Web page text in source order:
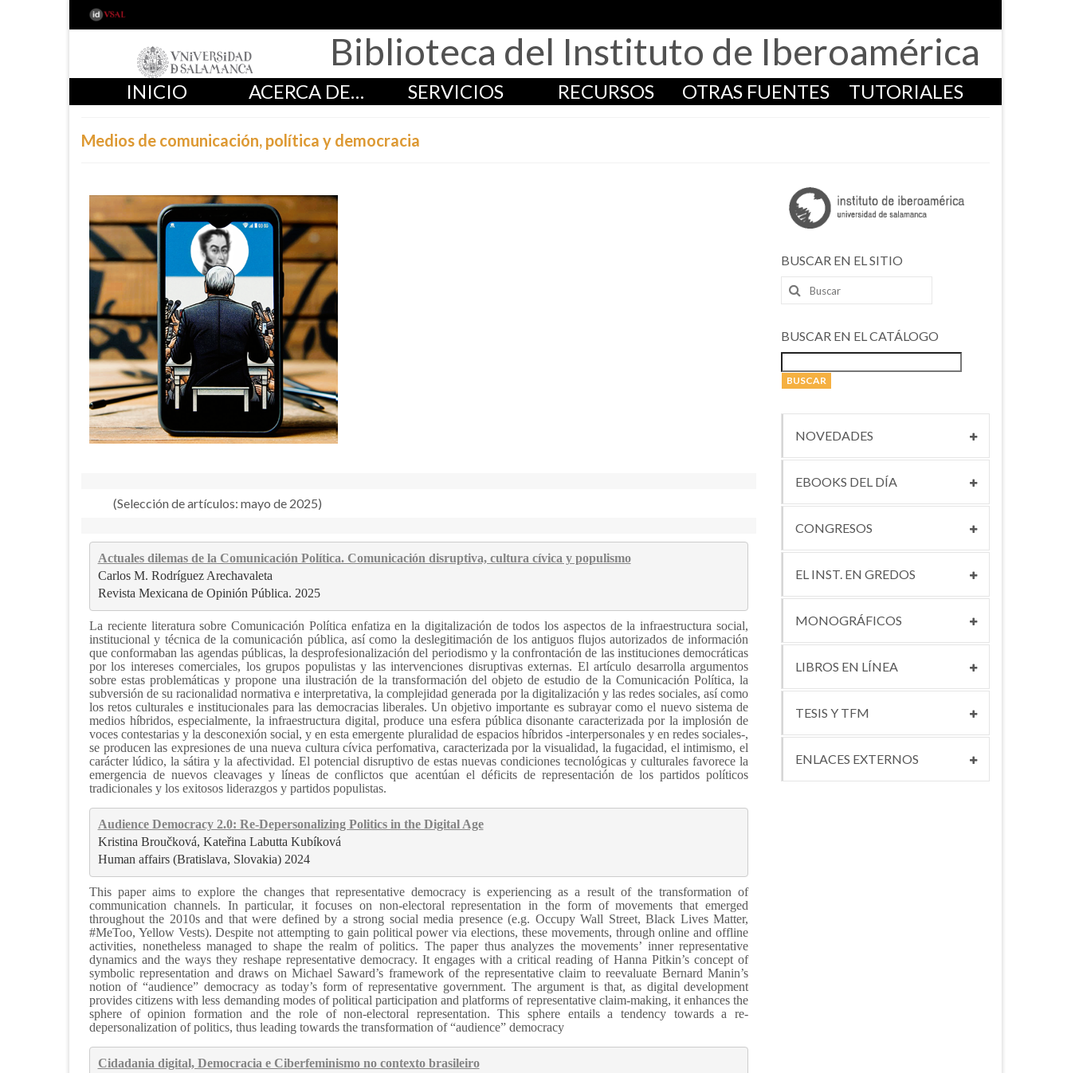
Biblioteca del Instituto de Iberoamérica
INICIO ACERCA DE… SERVICIOS RECURSOS OTRAS FUENTES TUTORIALES
Medios de comunicación, política y democracia
(Selección de artículos: mayo de 2025)
Actuales dilemas de la Comunicación Política. Comunicación disruptiva, cultura cívica y populismo
Carlos M. Rodríguez Arechavaleta
Revista Mexicana de Opinión Pública. 2025
La reciente literatura sobre Comunicación Política enfatiza en la digitalización de todos los aspectos de la infraestructura social,
institucional y técnica de la comunicación pública, así como la deslegitimación de los antiguos flujos autorizados de información
que conformaban las agendas públicas, la desprofesionalización del periodismo y la confrontación de las instituciones democráticas
por los intereses comerciales, los grupos populistas y las intervenciones disruptivas externas. El artículo desarrolla argumentos
sobre estas problemáticas y propone una ilustración de la transformación del objeto de estudio de la Comunicación Política, la
subversión de su racionalidad normativa e interpretativa, la complejidad generada por la digitalización y las redes sociales, así como
los retos culturales e institucionales para las democracias liberales. Un objetivo importante es subrayar como el nuevo sistema de
medios híbridos, especialmente, la infraestructura digital, produce una esfera pública disonante caracterizada por la implosión de
voces contestarias y la desconexión social, y en esta emergente pluralidad de espacios híbridos -interpersonales y en redes sociales-,
se producen las expresiones de una nueva cultura cívica perfomativa, caracterizada por la visualidad, la fugacidad, el intimismo, el
carácter lúdico, la sátira y la afectividad. El potencial disruptivo de estas nuevas condiciones tecnológicas y culturales favorece la
emergencia de nuevos cleavages y líneas de conflictos que acentúan el déficits de representación de los partidos políticos
tradicionales y los exitosos liderazgos y partidos populistas.
Audience Democracy 2.0: Re-Depersonalizing Politics in the Digital Age
Kristina Broučková, Kateřina Labutta Kubíková
Human affairs (Bratislava, Slovakia) 2024
This paper aims to explore the changes that representative democracy is experiencing as a result of the transformation of
communication channels. In particular, it focuses on non-electoral representation in the form of movements that emerged
throughout the 2010s and that were defined by a strong social media presence (e.g. Occupy Wall Street, Black Lives Matter,
#MeToo, Yellow Vests). Despite not attempting to gain political power via elections, these movements, through online and offline
activities, nonetheless managed to shape the realm of politics. The paper thus analyzes the movements’ inner representative
dynamics and the ways they reshape representative democracy. It engages with a critical reading of Hanna Pitkin’s concept of
symbolic representation and draws on Michael Saward’s framework of the representative claim to reevaluate Bernard Manin’s
notion of “audience” democracy as today’s form of representative government. The argument is that, as digital development
provides citizens with less demanding modes of political participation and platforms of representative claim-making, it enhances the
sphere of opinion formation and the role of non-electoral representation. This sphere entails a tendency towards a re-
depersonalization of politics, thus leading towards the transformation of “audience” democracy
Cidadania digital, Democracia e Ciberfeminismo no contexto brasileiro
BUSCAR EN EL SITIO
Buscar
por:
BUSCAR EN EL CATÁLOGO
NOVEDADES
EBOOKS DEL DÍA
CONGRESOS
EL INST. EN GREDOS
MONOGRÁFICOS
LIBROS EN LÍNEA
TESIS Y TFM
ENLACES EXTERNOS